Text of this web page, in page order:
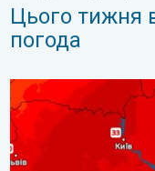
Цього тижня
погода
Тропічне повітря